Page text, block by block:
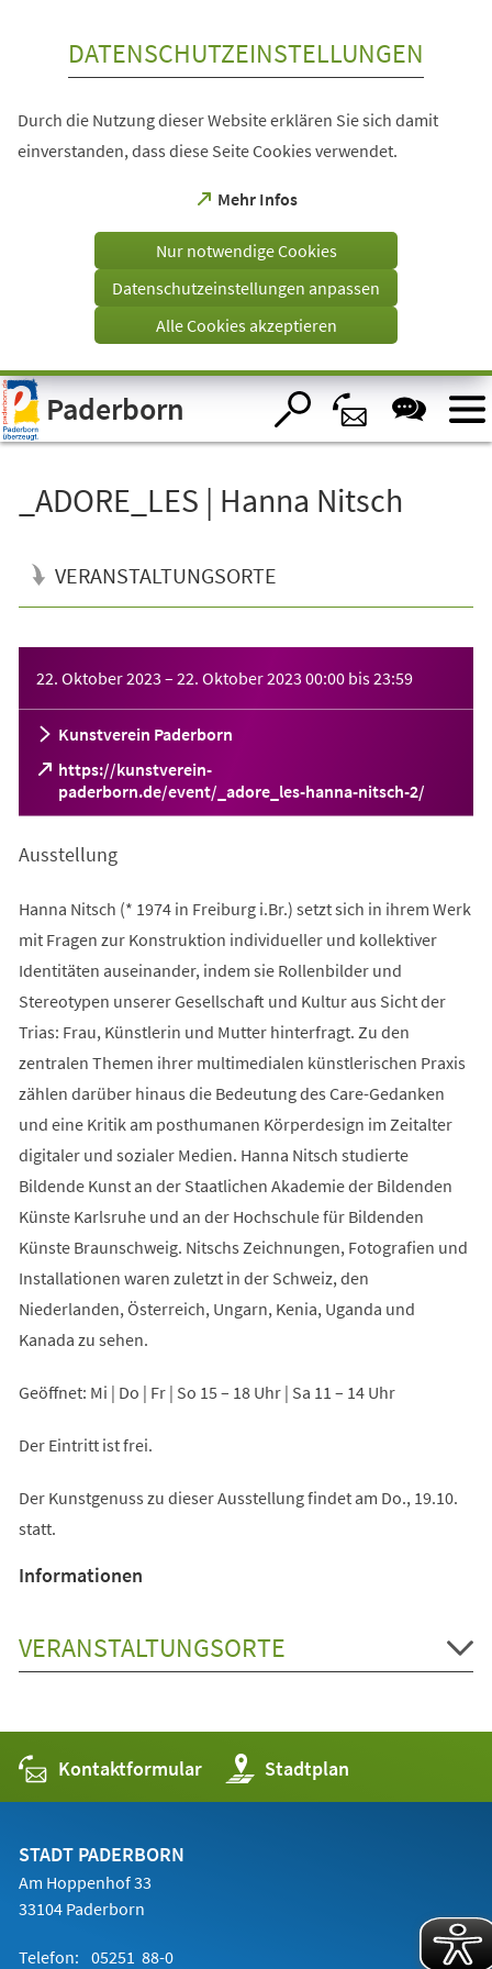
Visuelle
Assistenzsoftware
öffnen.
DATENSCHUTZEINSTELLUNGEN
Durch die Nutzung dieser Website erklären Sie sich damit
einverstanden, dass diese Seite Cookies verwendet.
Mehr Infos
(Öffnet
einem
Tab)
Nur notwendige Cookies
Datenschutzeinstellungen anpassen
Alle Cookies akzeptieren
Paderborn
_ADORE_LES | Hanna Nitsch
VERANSTALTUNGSORTE
22. Oktober 2023 – 22. Oktober 2023 00:00 bis23:59
Kunstverein Paderborn
https://kunstverein-
paderborn.de/event/_adore_les-hanna-nitsch-2/
(Öffnet
in
neuen
Ausstellung
Hanna Nitsch (* 1974 in Freiburg i.Br.) setzt sich in ihrem Werk
mit Fragen zur Konstruktion individueller und kollektiver
Identitäten auseinander, indem sie Rollenbilder und
Stereotypen unserer Gesellschaft und Kultur aus Sicht der
Trias: Frau, Künstlerin und Mutter hinterfragt. Zu den
zentralen Themen ihrer multimedialen künstlerischen Praxis
zählen darüber hinaus die Bedeutung des Care-Gedanken
und eine Kritik am posthumanen Körperdesign im Zeitalter
digitaler und sozialer Medien. Hanna Nitsch studierte
Bildende Kunst an der Staatlichen Akademie der Bildenden
Künste Karlsruhe und an der Hochschule für Bildenden
Künste Braunschweig. Nitschs Zeichnungen, Fotografien und
Installationen waren zuletzt in der Schweiz, den
Niederlanden, Österreich, Ungarn, Kenia, Uganda und
Kanada zu sehen.
Geöffnet: Mi | Do | Fr | So 15 – 18 Uhr | Sa 11 – 14 Uhr
Der Eintritt ist frei.
Der Kunstgenuss zu dieser Ausstellung findet am Do., 19.10.
statt.
Informationen
VERANSTALTUNGSORTE
Kontaktformular Stadtplan
(Öffnet
in
einem
STADT PADERBORN
Am Hoppenhof 33
33104 Paderborn
Telefon: 05251 88-0